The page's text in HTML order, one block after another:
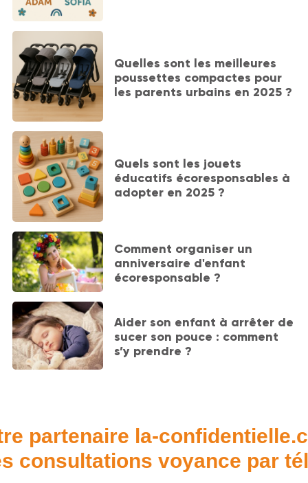
Quelles sont les meilleures
poussettes compactes pour
les parents urbains en 2025 ?
Quels sont les jouets
éducatifs écoresponsables à
adopter en 2025 ?
Comment organiser un
anniversaire d'enfant
écoresponsable ?
Aider son enfant à arrêter de
sucer son pouce : comment
s’y prendre ?
partenaire la-
consultations voyance par